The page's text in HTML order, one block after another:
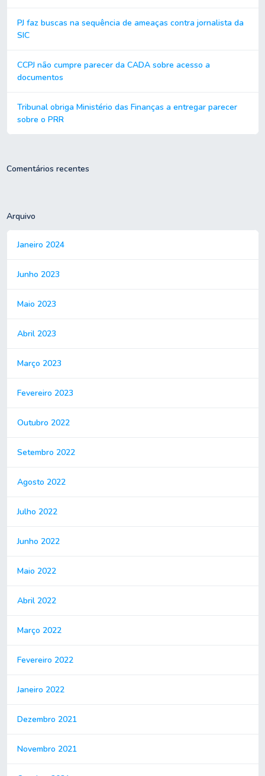
PJ faz buscas na sequência de ameaças contra jornalista da
SIC
CCPJ não cumpre parecer da CADA sobre acesso a
documentos
Tribunal obriga Ministério das Finanças a entregar parecer
sobre o PRR
Comentários recentes
Arquivo
Janeiro 2024
Junho 2023
Maio 2023
Abril 2023
Março 2023
Fevereiro 2023
Outubro 2022
Setembro 2022
Agosto 2022
Julho 2022
Junho 2022
Maio 2022
Abril 2022
Março 2022
Fevereiro 2022
Janeiro 2022
Dezembro 2021
Novembro 2021